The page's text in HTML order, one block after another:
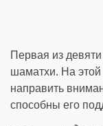
Первая из
шаматхи. На этой
направить
способны его